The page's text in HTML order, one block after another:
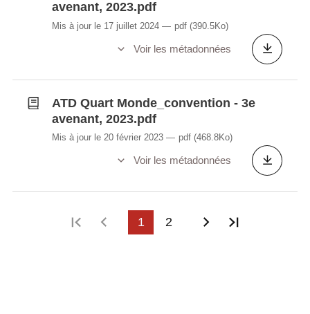
avenant, 2023.pdf
Mis à jour le 17 juillet 2024 pdf (390.5Ko)
Voir les métadonnées
ATD Quart Monde_convention - 3e
avenant, 2023.pdf
Mis à jour le 20 février 2023 pdf (468.8Ko)
Voir les métadonnées
Première page
Page précédente
1 2 Page suivante